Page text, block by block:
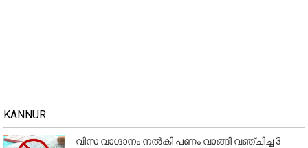
KANNUR
വിസ വാഗ്ദാനം നൽകി പണം വാങ്ങി വഞ്ചിച്ച 3